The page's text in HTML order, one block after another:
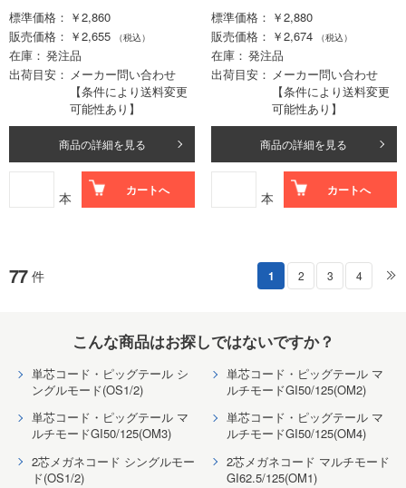
標準価格
￥2,860
販売価格
￥2,655 （税込）
在庫
発注品
出荷目安
メーカー問い合わせ
【条件により送料変更
可能性あり】
商品の詳細を見る
本 カートへ
標準価格
￥2,880
販売価格
￥2,674 （税込）
在庫
発注品
出荷目安
メーカー問い合わせ
【条件により送料変更
可能性あり】
商品の詳細を見る
本 カートへ
77 件 1 2 3 4
こんな商品はお探しではないですか？
単芯コード・ピッグテール シ
ングルモード(OS1/2)
単芯コード・ピッグテール マ
ルチモードGI50/125(OM2)
単芯コード・ピッグテール マ
ルチモードGI50/125(OM3)
単芯コード・ピッグテール マ
ルチモードGI50/125(OM4)
2芯メガネコード シングルモー
ド(OS1/2)
2芯メガネコード マルチモード
GI62.5/125(OM1)